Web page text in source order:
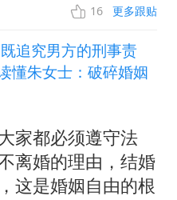
16 更多跟贴
追究男方的刑事责
懂朱女士：破碎婚姻
家都必须遵守法
离婚的理由，结婚
这是婚姻自由的根